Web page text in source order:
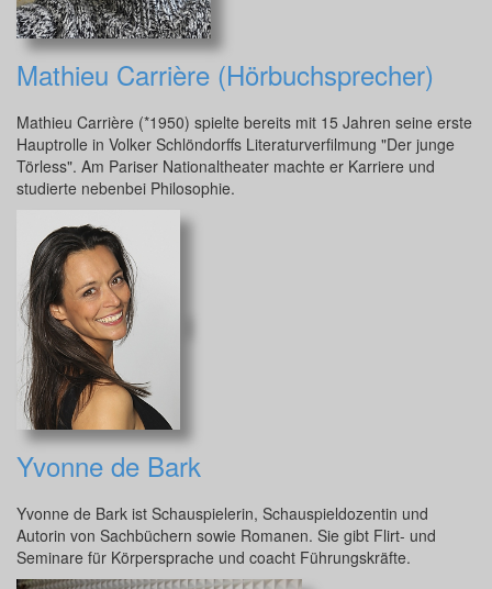
Mathieu Carrière (Hörbuchsprecher)
Mathieu Carrière (*1950) spielte bereits mit 15 Jahren seine erste
Hauptrolle in Volker Schlöndorffs Literaturverfilmung "Der junge
Törless". Am Pariser Nationaltheater machte er Karriere und
studierte nebenbei Philosophie.
Yvonne de Bark
Yvonne de Bark ist Schauspielerin, Schauspieldozentin und
Autorin von Sachbüchern sowie Romanen. Sie gibt Flirt- und
Seminare für Körpersprache und coacht Führungskräfte.